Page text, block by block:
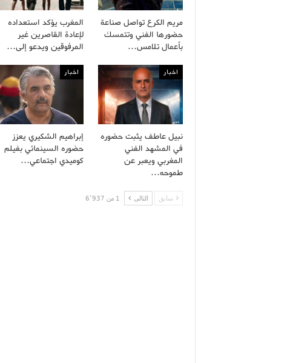
مريم الكرع تواصل صناعة
حضورها الفني وتتمسك
بأعمال تلامس…
المغرب يؤكد استعداده
لإعادة القاصرين غير
المرفوقين ويدعو إلى…
اخبار
نبيل عاطف يثبت حضوره
في المشهد الفني
المغربي ويعبر عن
طموحه…
اخبار
إبراهيم الشكيري يعزز
حضوره السينمائي بفيلم
كوميدي اجتماعي…
سابق التالى 1 من 6٬937